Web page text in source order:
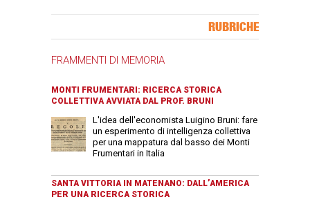
RUBRICHE
FRAMMENTI DI MEMORIA
MONTI FRUMENTARI: RICERCA STORICA
COLLETTIVA AVVIATA DAL PROF. BRUNI
L'idea dell'economista Luigino Bruni: fare
un esperimento di intelligenza collettiva
per una mappatura dal basso dei Monti
Frumentari in Italia
SANTA VITTORIA IN MATENANO: DALL’AMERICA
PER UNA RICERCA STORICA